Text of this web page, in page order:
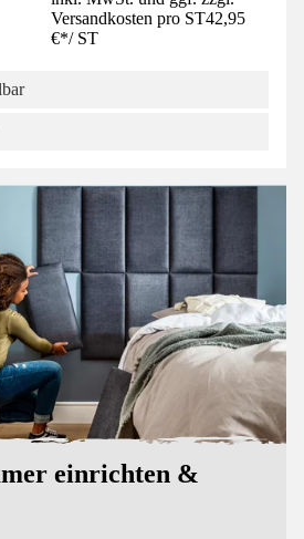
Versandkosten pro ST42,95
€*/ ST
einrichten &